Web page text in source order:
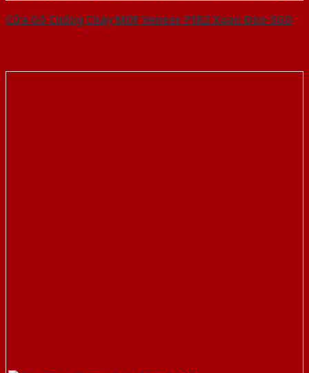
Cửa Gỗ Chống Cháy MDF Veneer P1R2 Xoan Đào-SGD